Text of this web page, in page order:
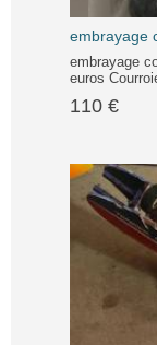
embrayage
embrayage
euros
110 €